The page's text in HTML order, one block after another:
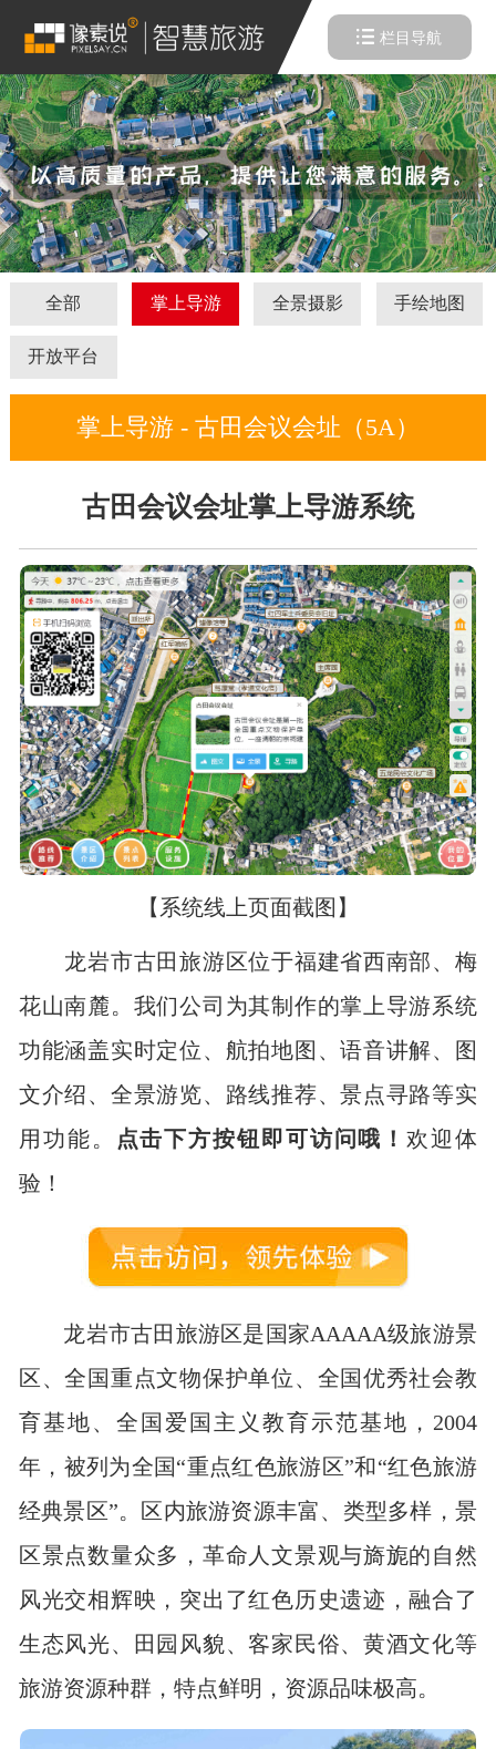
栏目导航
全部 掌上导游 全景摄影 手绘地图
开放平台
掌上导游 - 古田会议会址（5A）
古田会议会址掌上导游系统
【系统线上页面截图】
龙岩市古田旅游区位于福建省西南部、梅
花山南麓。我们公司为其制作的掌上导游系统
功能涵盖实时定位、航拍地图、语音讲解、图
文介绍、全景游览、路线推荐、景点寻路等实
用功能。
点击下方按钮即可访问哦！欢迎体
验！
龙岩市古田旅游区是国家AAAAA级旅游景
区、全国重点文物保护单位、全国优秀社会教
育基地、全国爱国主义教育示范基地，2004
年，被列为全国“重点红色旅游区”和“红色旅游
经典景区”。区内旅游资源丰富、类型多样，景
区景点数量众多，革命人文景观与旖旎的自然
风光交相辉映，突出了红色历史遗迹，融合了
生态风光、田园风貌、客家民俗、黄酒文化等
旅游资源种群，特点鲜明，资源品味极高。